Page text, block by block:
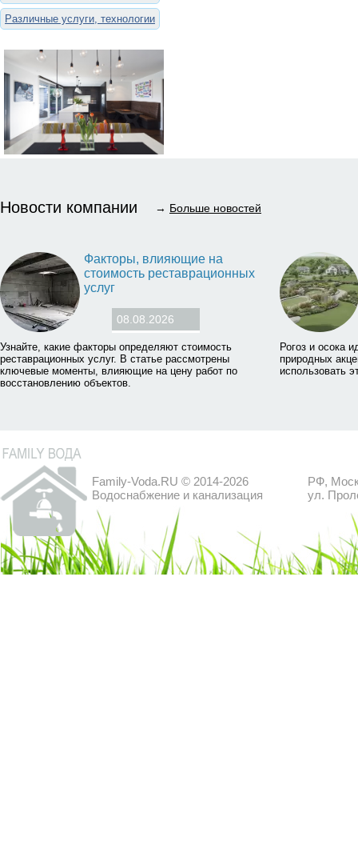
Различные услуги, технологии
Новости компании → Больше новостей
Факторы, влияющие на
стоимость реставрационных
услуг
08.08.2026
Узнайте, какие факторы определяют стоимость
реставрационных услуг. В статье рассмотрены
ключевые моменты, влияющие на цену работ по
восстановлению объектов.
Рогоз и осока
природных
использовать
Family-Voda.RU © 2014-2026
Водоснабжение и канализация
РФ,
ул.